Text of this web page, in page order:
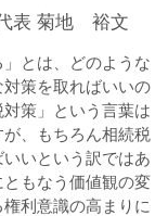
表 菊地 裕文
」とは、どのような
策を取ればいいの
策」という言葉は
、もちろん相続税
いという訳ではあ
もなう価値観の変
利意識の高まりに